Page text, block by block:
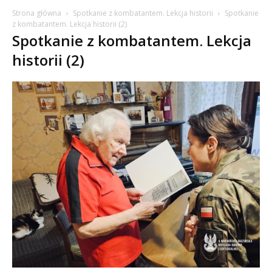
Strona główna Spotkanie z kombatantem. Lekcja historii
Spotkanie
z kombatantem. Lekcja historii (2)
Spotkanie z kombatantem. Lekcja
historii (2)